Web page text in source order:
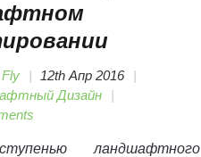
12th Апр 2016
Дизайн
ландшафтного